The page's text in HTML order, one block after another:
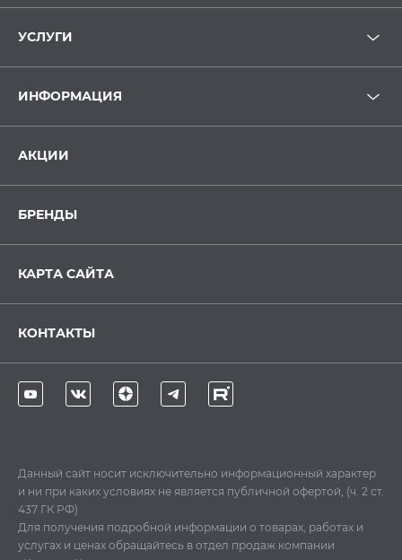
УСЛУГИ
ИНФОРМАЦИЯ
АКЦИИ
БРЕНДЫ
КАРТА САЙТА
КОНТАКТЫ
Данный сайт носит исключительно информационный характер
и ни при каких условиях не является публичной офертой, (ч. 2 ст.
437 ГК РФ)
Для получения подробной информации о товарах, работах и
услугах и ценах обращайтесь в отдел продаж компании